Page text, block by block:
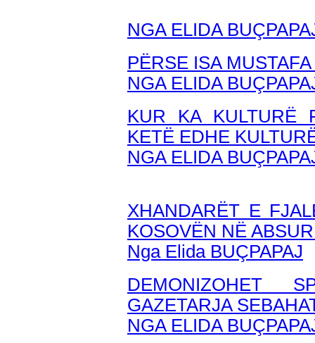
NGA ELIDA
PËRSE ISA
NGA ELIDA
KUR KA KULTURË
KETË EDHE
NGA ELIDA
XHANDARËT E
KOSOVËN NË
Nga Elida BUÇPAPAJ
DEMONIZOHET
GAZETARJA
NGA ELIDA